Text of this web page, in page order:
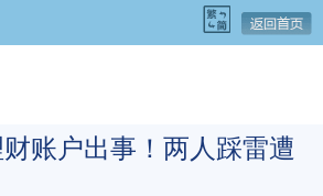
账户出事！两人踩雷遭